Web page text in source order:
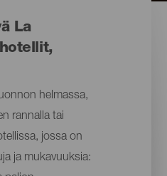
La
helmassa,
rannalla tai
jossa on
ja mukavuuksia: